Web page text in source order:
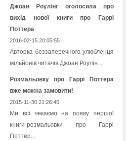
Джоан Роулінг оголосила про
вихід нової книги про Гаррі
Поттера
2016-02-15 20:05:55
Авторка беззаперечного улюбленця
мільйонів читачів Джоан Роулін...
Розмальовку про Гаррі Поттера
вже можна замовити!
2015-11-30 21:26:45
Ми всі чекаємо на появу першої
книги-розмальовки про Гаррі
Поттер...